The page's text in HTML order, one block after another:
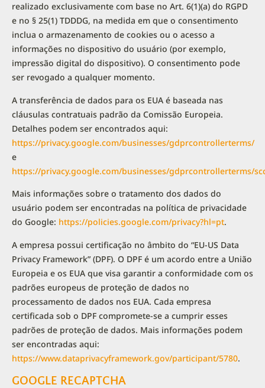
realizado exclusivamente com base no Art. 6(1)(a) do RGPD
e no § 25(1) TDDDG, na medida em que o consentimento
inclua o armazenamento de cookies ou o acesso a
informações no dispositivo do usuário (por exemplo,
impressão digital do dispositivo). O consentimento pode
ser revogado a qualquer momento.
A transferência de dados para os EUA é baseada nas
cláusulas contratuais padrão da Comissão Europeia.
Detalhes podem ser encontrados aqui:
https://privacy.google.com/businesses/gdprcontrollerterms/
e
https://privacy.google.com/businesses/gdprcontrollerterms/
Mais informações sobre o tratamento dos dados do
usuário podem ser encontradas na política de privacidade
do Google: https://policies.google.com/privacy?hl=pt.
A empresa possui certificação no âmbito do “EU-US Data
Privacy Framework” (DPF). O DPF é um acordo entre a União
Europeia e os EUA que visa garantir a conformidade com os
padrões europeus de proteção de dados no
processamento de dados nos EUA. Cada empresa
certificada sob o DPF compromete-se a cumprir esses
padrões de proteção de dados. Mais informações podem
ser encontradas aqui:
https://www.dataprivacyframework.gov/participant/5780.
GOOGLE RECAPTCHA